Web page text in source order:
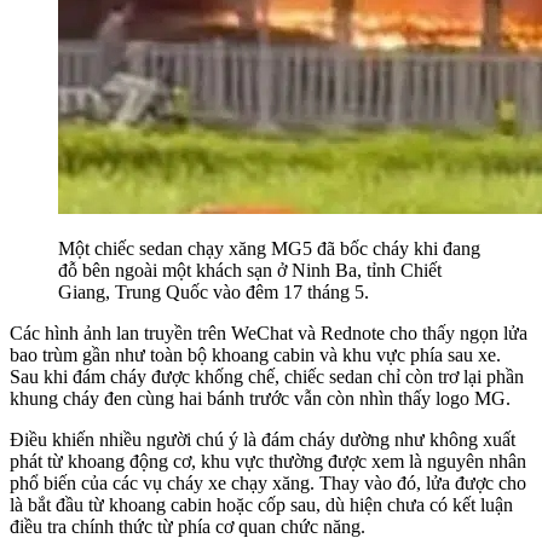
Một chiếc sedan chạy xăng MG5 đã bốc cháy khi đang
đỗ bên ngoài một khách sạn ở Ninh Ba, tỉnh Chiết
Giang, Trung Quốc vào đêm 17 tháng 5.
Các hình ảnh lan truyền trên WeChat và Rednote cho thấy ngọn lửa
bao trùm gần như toàn bộ khoang cabin và khu vực phía sau xe.
Sau khi đám cháy được khống chế, chiếc sedan chỉ còn trơ lại phần
khung cháy đen cùng hai bánh trước vẫn còn nhìn thấy logo MG.
Điều khiến nhiều người chú ý là đám cháy dường như không xuất
phát từ khoang động cơ, khu vực thường được xem là nguyên nhân
phổ biến của các vụ cháy xe chạy xăng. Thay vào đó, lửa được cho
là bắt đầu từ khoang cabin hoặc cốp sau, dù hiện chưa có kết luận
điều tra chính thức từ phía cơ quan chức năng.